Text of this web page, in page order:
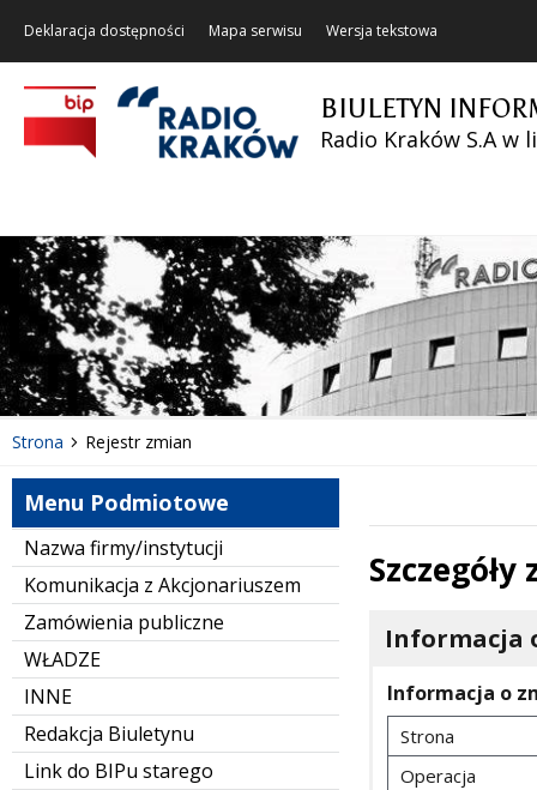
Deklaracja dostępności Mapa serwisu Wersja tekstowa
BIULETYN
Radio Kraków S.A w
Strona Rejestr zmian
Menu Podmiotowe
Nazwa firmy/instytucji
Komunikacja z Akcjonariuszem
Zamówienia publiczne
WŁADZE
INNE
Redakcja Biuletynu
Link do BIPu starego
Informacja
Informacja o
Strona
Operacja